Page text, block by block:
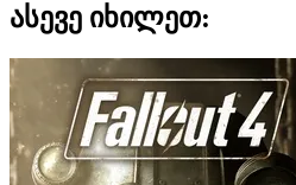
ასევე იხილეთ: